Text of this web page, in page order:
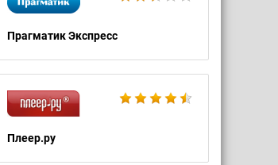
Прагматик Экспресс
Плеер.ру